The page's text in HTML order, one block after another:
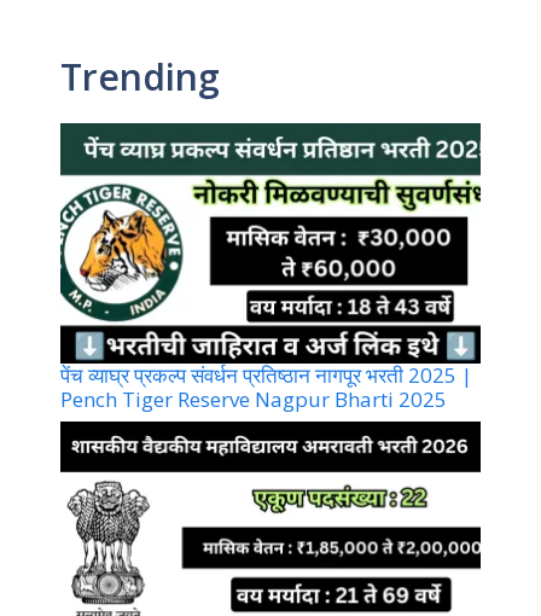
Trending
पेंच व्याघ्र प्रकल्प संवर्धन प्रतिष्ठान नागपूर भरती 2025 |
Pench Tiger Reserve Nagpur Bharti 2025